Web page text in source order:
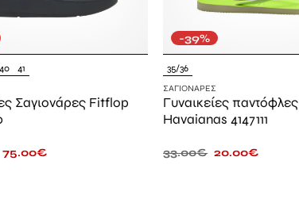
40 41
Σαγιονάρες Fitflop
75.00€
-39%
35/36
ΣΑΓΙΟΝΆΡΕΣ
Γυναικείες παντόφλες
Havaianas 4147111
33.00€ 20.00€